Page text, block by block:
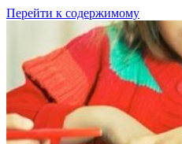
Перейти к содержимому